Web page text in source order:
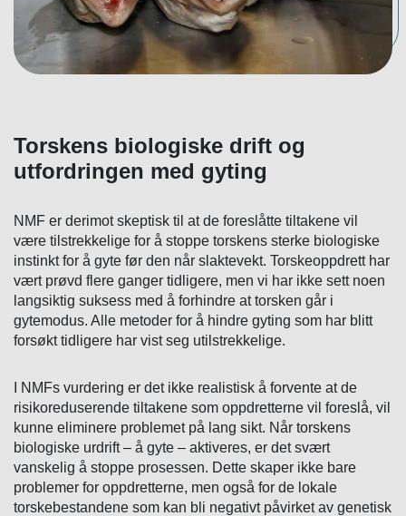
Torskens biologiske drift og
utfordringen med gyting
NMF er derimot skeptisk til at de foreslåtte tiltakene vil
være tilstrekkelige for å stoppe torskens sterke biologiske
instinkt for å gyte før den når slaktevekt. Torskeoppdrett har
vært prøvd flere ganger tidligere, men vi har ikke sett noen
langsiktig suksess med å forhindre at torsken går i
gytemodus. Alle metoder for å hindre gyting som har blitt
forsøkt tidligere har vist seg utilstrekkelige.
I NMFs vurdering er det ikke realistisk å forvente at de
risikoreduserende tiltakene som oppdretterne vil foreslå, vil
kunne eliminere problemet på lang sikt. Når torskens
biologiske urdrift – å gyte – aktiveres, er det svært
vanskelig å stoppe prosessen. Dette skaper ikke bare
problemer for oppdretterne, men også for de lokale
torskebestandene som kan bli negativt påvirket av genetisk